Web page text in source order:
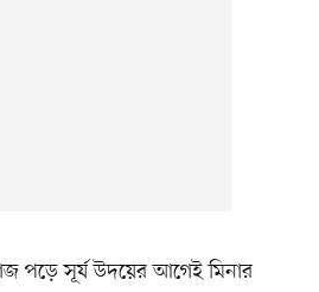
পড়ে সূর্য উদয়ের আগেই মিনার